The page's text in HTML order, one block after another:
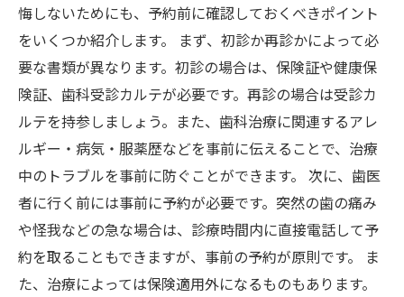
悔しないためにも、予約前に確認しておくべきポイント
をいくつか紹介します。 まず、初診か再診かによって必
要な書類が異なります。初診の場合は、保険証や健康保
険証、歯科受診カルテが必要です。再診の場合は受診カ
ルテを持参しましょう。また、歯科治療に関連するアレ
ルギー・病気・服薬歴などを事前に伝えることで、治療
中のトラブルを事前に防ぐことができます。 次に、歯医
者に行く前には事前に予約が必要です。突然の歯の痛み
や怪我などの急な場合は、診療時間内に直接電話して予
約を取ることもできますが、事前の予約が原則です。 ま
た、治療によっては保険適用外になるものもあります。